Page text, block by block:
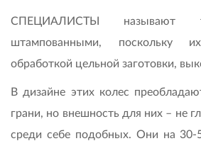
СПЕЦИАЛИСТЫ называют
штампованными, поскольку
обработкой цельной заготовки,
В дизайне этих колес
грани, но внешность для них – не
среди себе подобных. Они на 30-